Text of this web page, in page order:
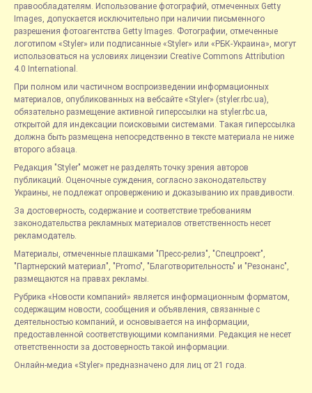
правообладателям. Использование фотографий, отмеченных Getty
Images, допускается исключительно при наличии письменного
разрешения фотоагентства Getty Images. Фотографии, отмеченные
логотипом «Styler» или подписанные «Styler» или «РБК-Украина», могут
использоваться на условиях лицензии Creative Commons Attribution
4.0 International.
При полном или частичном воспроизведении информационных
материалов, опубликованных на вебсайте «Styler» (styler.rbc.ua),
обязательно размещение активной гиперссылки на styler.rbc.ua,
открытой для индексации поисковыми системами. Такая гиперссылка
должна быть размещена непосредственно в тексте материала не ниже
второго абзаца.
Редакция "Styler" может не разделять точку зрения авторов
публикаций. Оценочные суждения, согласно законодательству
Украины, не подлежат опровержению и доказыванию их правдивости.
За достоверность, содержание и соответствие требованиям
законодательства рекламных материалов ответственность несет
рекламодатель.
Материалы, отмеченные плашками "Пресс-релиз", "Спецпроект",
"Партнерский материал", "Promo", "Благотворительность" и "Резонанс",
размещаются на правах рекламы.
Рубрика «Новости компаний» является информационным форматом,
содержащим новости, сообщения и объявления, связанные с
деятельностью компаний, и основывается на информации,
предоставленной соответствующими компаниями. Редакция не несет
ответственности за достоверность такой информации.
Онлайн-медиа «Styler» предназначено для лиц от 21 года.